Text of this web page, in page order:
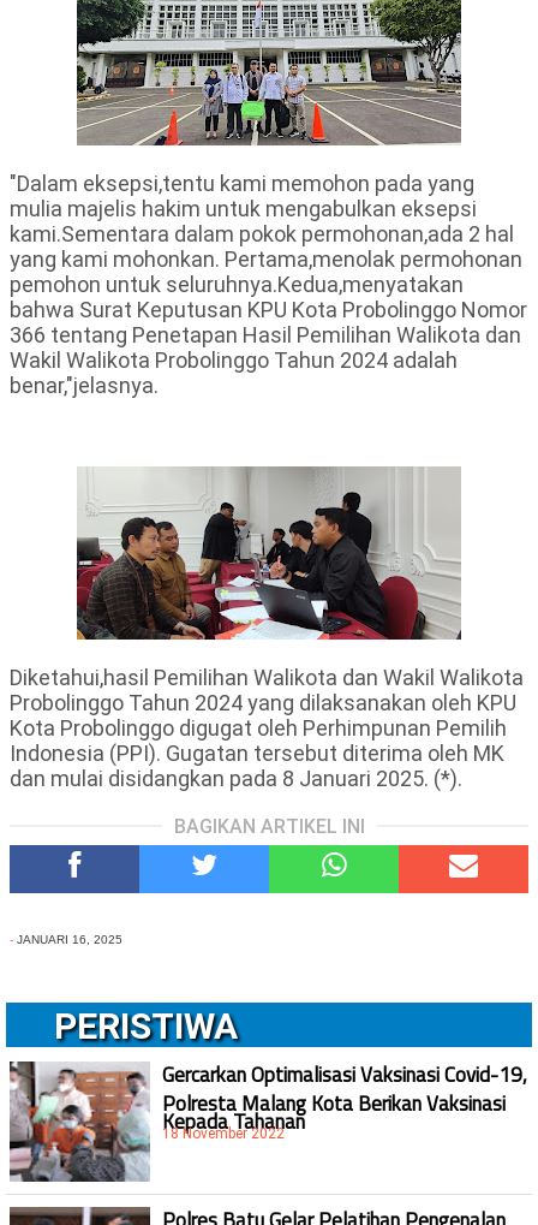
"Dalam eksepsi,tentu kami memohon pada yang
mulia majelis hakim untuk mengabulkan eksepsi
kami.Sementara dalam pokok permohonan,ada 2 hal
yang kami mohonkan. Pertama,menolak permohonan
pemohon untuk seluruhnya.Kedua,menyatakan
bahwa Surat Keputusan KPU Kota Probolinggo Nomor
366 tentang Penetapan Hasil Pemilihan Walikota dan
Wakil Walikota Probolinggo Tahun 2024 adalah
benar,"jelasnya.
Diketahui,hasil Pemilihan Walikota dan Wakil Walikota
Probolinggo Tahun 2024 yang dilaksanakan oleh KPU
Kota Probolinggo digugat oleh Perhimpunan Pemilih
Indonesia (PPI). Gugatan tersebut diterima oleh MK
dan mulai disidangkan pada 8 Januari 2025. (*).
BAGIKAN ARTIKEL INI
- JANUARI 16, 2025
PERISTIWA
Gercarkan Optimalisasi Vaksinasi Covid-19,
Polresta Malang Kota Berikan Vaksinasi
Kepada Tahanan
18 November 2022